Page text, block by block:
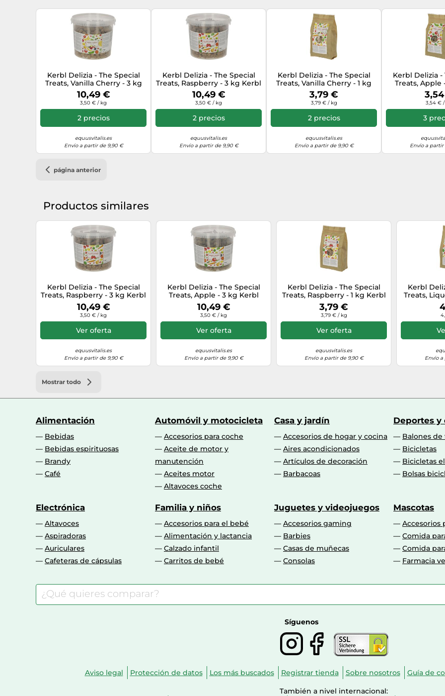
Kerbl Delizia - The Special
Treats, Vanilla Cherry - 3 kg
Kerbl
10,49 €
3,50 € / kg
2 precios
equusvitalis.es
Envío a partir de 9,90 €
Kerbl Delizia - The Special
Treats, Raspberry - 3 kg Kerbl
10,49 €
3,50 € / kg
2 precios
equusvitalis.es
Envío a partir de 9,90 €
Kerbl Delizia - The Special
Treats, Vanilla Cherry - 1 kg
Kerbl
3,79 €
3,79 € / kg
2 precios
equusvitalis.es
Envío a partir de 9,90 €
Kerbl Delizia -
Treats, Apple
3,54 €
3
Envío a partir
página anterior
Productos similares
Kerbl Delizia - The Special
Treats, Raspberry - 3 kg Kerbl
10,49 €
3,50 € / kg
Ver oferta
equusvitalis.es
Envío a partir de 9,90 €
Kerbl Delizia - The Special
Treats, Apple - 3 kg Kerbl
10,49 €
3,50 € / kg
Ver oferta
equusvitalis.es
Envío a partir de 9,90 €
Kerbl Delizia - The Special
Treats, Raspberry - 1 kg Kerbl
3,79 €
3,79 € / kg
Ver oferta
equusvitalis.es
Envío a partir de 9,90 €
Kerbl
Treats,
Envío
Mostrar todo
Alimentación
Bebidas
Bebidas espirituosas
Brandy
Café
Automóvil y motocicleta
Accesorios para coche
Aceite de motor y
manutención
Aceites motor
Altavoces coche
Casa y jardín
Accesorios de hogar y cocina
Aires acondicionados
Artículos de decoración
Barbacoas
Deportes y
Balones
Bicicletas
Bicicletas
Bolsas
Electrónica
Altavoces
Aspiradoras
Auriculares
Cafeteras de cápsulas
Familia y niños
Accesorios para el bebé
Alimentación y lactancia
Calzado infantil
Carritos de bebé
Juguetes y videojuegos
Accesorios gaming
Barbies
Casas de muñecas
Consolas
Mascotas
Accesorios
Comida
Comida
Farmacia
Síguenos
Aviso legal Protección de datos Los más buscados Registrar tienda Sobre nosotros Guía de
También a nivel internacional: